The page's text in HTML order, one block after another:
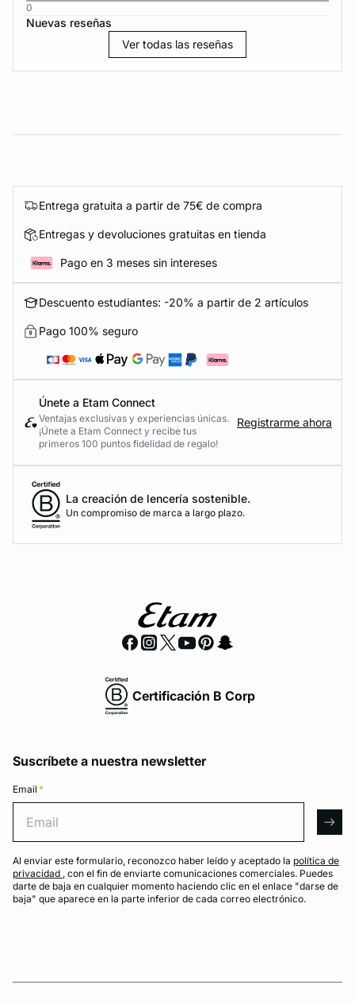
0
Nuevas reseñas
Ver todas las reseñas
Entrega gratuita a partir de 75€ de compra
Entregas y devoluciones gratuitas en tienda
Pago en 3 meses sin intereses
Descuento estudiantes: -20% a partir de 2 artículos
Pago 100% seguro
Únete a Etam Connect
Ventajas exclusivas y experiencias únicas.
¡Únete a Etam Connect y recibe tus
primeros 100 puntos fidelidad de regalo!
Registrarme ahora
La creación de lencería sostenible.
Un compromiso de marca a largo plazo.
Certificación B Corp
Suscríbete a nuestra newsletter
Email *
Al enviar este formulario, reconozco haber leído y aceptado la política de
privacidad , con el fin de enviarte comunicaciones comerciales. Puedes
darte de baja en cualquier momento haciendo clic en el enlace "darse de
baja" que aparece en la parte inferior de cada correo electrónico.